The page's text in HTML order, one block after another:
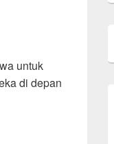
untuk
di depan